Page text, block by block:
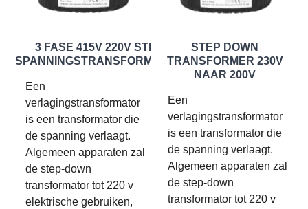
3 FASE 415V 220V STEP
SPANNINGSTRANSFORMATOR
Een
verlagingstransformator
is een transformator die
de spanning verlaagt.
Algemeen apparaten zal
de step-down
transformator tot 220 v
elektrische gebruiken,
STEP DOWN
TRANSFORMER 230V
NAAR 200V
Een
verlagingstransformator
is een transformator die
de spanning verlaagt.
Algemeen apparaten zal
de step-down
transformator tot 220 v